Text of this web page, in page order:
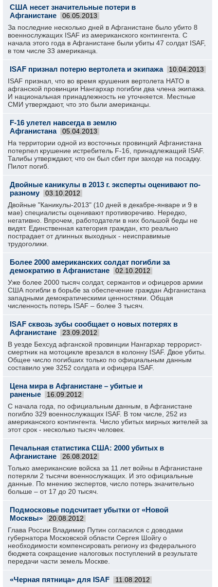
США несет значительные потери в
Афганистане
06.05.2013
За последние несколько дней в Афганистане было убито 8
военнослужащих ISAF из американского контингента. С
начала этого года в Афганистане были убиты 47 солдат ISAF,
в том числе 33 американца.
ISAF признал потерю вертолета и экипажа 10.04.2013
ISAF признал, что во время крушения вертолета НАТО в
афганской провинции Нангархар погибли два члена экипажа.
И национальная принадлежность не уточняется. Местные
СМИ утверждают, что это были американцы.
F-16 улетел навсегда в землю
Афганистана
05.04.2013
На территории одной из восточных провинций Афганистана
потерпел крушение истребитель F-16, принадлежащий ISAF.
Талибы утверждают, что он был сбит при заходе на посадку.
Пилот погиб.
Двойные каникулы в 2013 г. эксперты оценивают по-
разному
03.10.2012
Двойные "Каникулы-2013" (10 дней в декабре-январе и 9 в
мае) специалисты оценивают противоречиво. Нередко,
негативно. Впрочем, работодатели в них большой беды не
видят. Единственная категория граждан, кто реально
пострадает от длинных выходных - неисправимые
трудоголики.
Более 2000 американских солдат погибли за
демократию в Афганистане
02.10.2012
Уже более 2000 тысяч солдат, сержантов и офицеров армии
США погибли в борьбе за обеспечение граждан Афганистана
западными демократическими ценностями. Общая
численность потерь ISAF – более 3 тысяч.
ISAF сквозь зубы сообщает о новых потерях в
Афганистане
23.09.2012
В уезде Бехсуд афганской провинции Нангархар террорист-
смертник на мотоцикле врезался в колонну ISAF. Двое убиты.
Общее число погибших только по официальным данным
составило уже 3252 солдата и офицера ISAF.
Цена мира в Афганистане – убитые и
раненые
16.09.2012
С начала года, по официальным данным, в Афганистане
погибло 329 военнослужащих ISAF. В том числе, 252 из
американского контингента. Число убитых мирных жителей за
этот срок - несколько тысяч человек.
Печальная статистика США: 2000 убитых в
Афганистане
26.08.2012
Только американские войска за 11 лет войны в Афганистане
потеряли 2 тысячи военнослужащих. И это официальные
данные. По мнению экспертов, число потерь значительно
больше – от 17 до 20 тысяч.
Подмосковье подсчитает убытки от «Новой
Москвы»
20.08.2012
Глава России Владимир Путин согласился с доводами
губернатора Московской области Сергея Шойгу о
необходимости компенсировать региону из федерального
бюджета сокращение налоговых поступлений в результате
передачи части земель Москве.
«Черная пятница» для ISAF 11.08.2012